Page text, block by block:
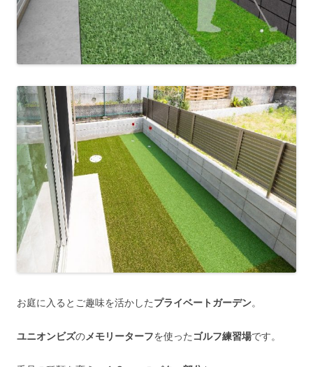
お庭に入るとご趣味を活かしたプライベートガーデン。
ユニオンビズのメモリーターフを使った ゴルフ練習場です。